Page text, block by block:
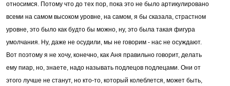
относимся. Потому что до тех пор, пока это не было артикулировано
всеми на самом высоком уровне, на самом, я бы сказала, страстном
уровне, это было как будто бы можно, ну, это была такая фигура
умолчания. Ну, даже не осудили, мы не говорим - нас не осуждают.
Вот поэтому я не хочу, конечно, как Аня правильно говорит, делать
ему пиар, но, знаете, надо называть подлецов подлецами. Они от
этого лучше не станут, но кто-то, который колеблется, может быть,